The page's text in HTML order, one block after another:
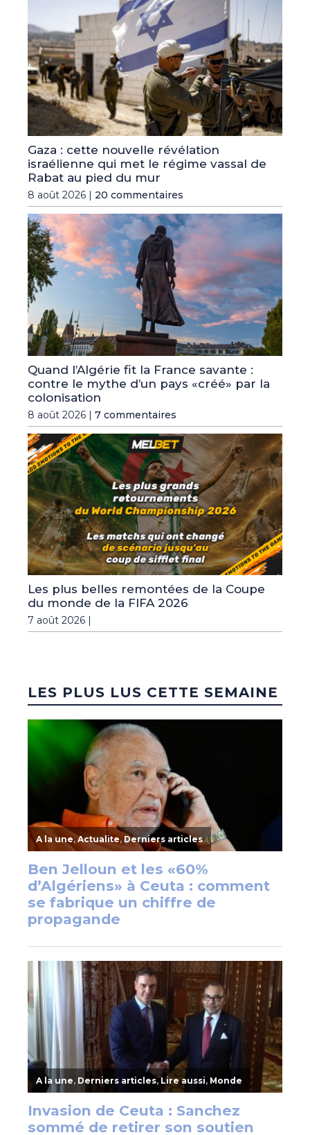
Gaza : cette nouvelle révélation
israélienne qui met le régime vassal de
Rabat au pied du mur
8 août 2026 | 20 commentaires
Quand l’Algérie fit la France savante :
contre le mythe d’un pays «créé» par la
colonisation
8 août 2026 | 7 commentaires
Les plus belles remontées de la Coupe
du monde de la FIFA 2026
7 août 2026 |
LES PLUS LUS CETTE SEMAINE